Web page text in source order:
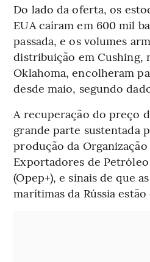
Do lado da oferta, os
EUA caíram em 600 mil
passada, e os volumes
distribuição em Cushing,
Oklahoma, encolheram
desde maio, segundo
A recuperação do preço
grande parte sustentada
produção da Organização
Exportadores de Petróleo
(Opep+), e sinais de que
marítimas da Rússia